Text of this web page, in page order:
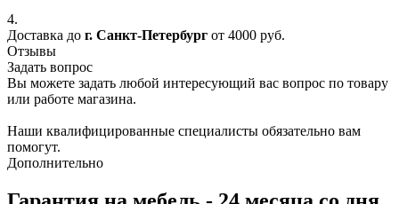
4.
Доставка до г. Санкт-Петербург от 4000 руб.
Отзывы
Задать вопрос
Вы можете задать любой интересующий вас вопрос по товару
или работе магазина.
Наши квалифицированные специалисты обязательно вам
помогут.
Дополнительно